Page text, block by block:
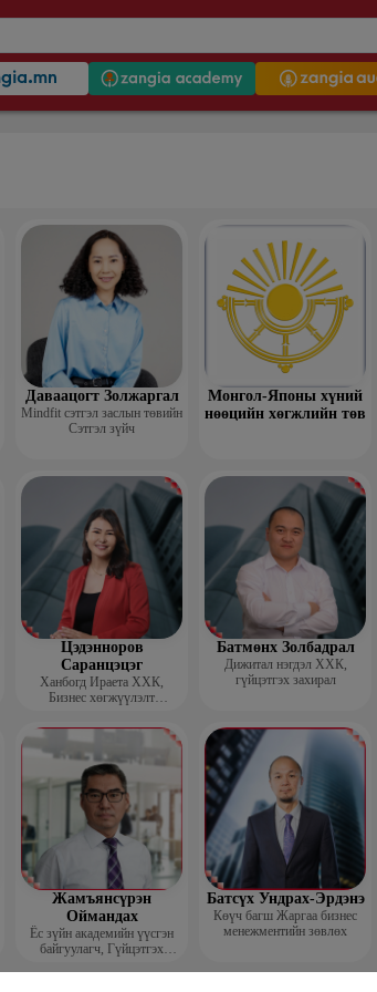
Даваацогт Золжаргал
Mindfit сэтгэл заслын төвийн
Сэтгэл зүйч
Монгол-Японы хүний
нөөцийн хөгжлийн төв
Цэдэнноров
Саранцэцэг
Ханбогд Ираета ХХК,
Бизнес хөгжүүлэлт
Батмөнх Золбадрал
Дижитал нэгдэл ХХК,
гүйцэтгэх захирал
Жамъянсүрэн
Оймандах
Ёс зүйн академийн үүсгэн
байгуулагч, Гүйцэтгэх
Батсүх Ундрах-Эрдэнэ
Көүч багш Жаргаа бизнес
менежментийн зөвлөх